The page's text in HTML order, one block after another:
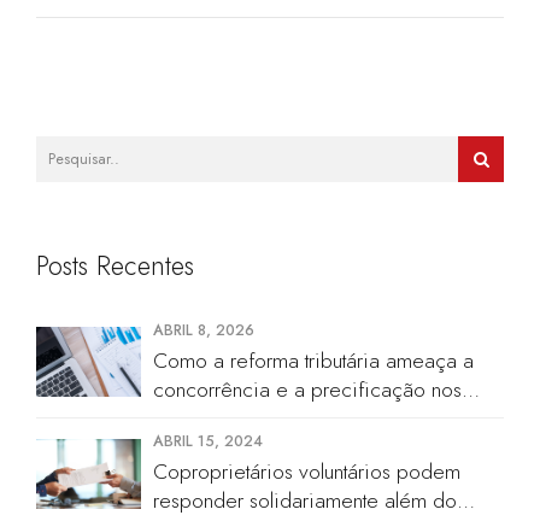
Posts Recentes
ABRIL 8, 2026
Como a reforma tributária ameaça a
concorrência e a precificação nos
ABRIL 15, 2024
Coproprietários voluntários podem
responder solidariamente além do